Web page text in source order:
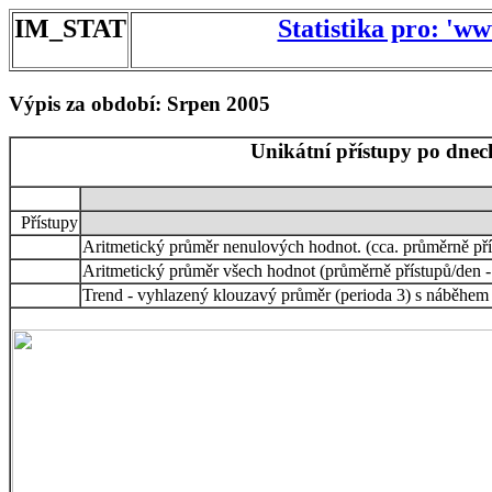
IM_STAT Statistika pro:
Výpis za období: Srpen 2005
Unikátní přístupy po
Přístupy
Aritmetický průměr nenulových hodnot. (cca. průměrně
Aritmetický průměr všech hodnot (průměrně přístupů/den
Trend - vyhlazený klouzavý průměr (perioda 3) s náběhem